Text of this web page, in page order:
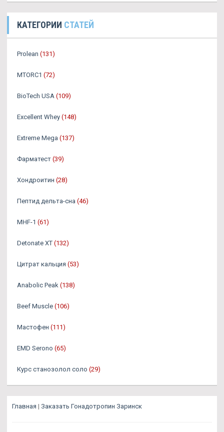
КАТЕГОРИИ СТАТЕЙ
Prolean (131)
MTORC1 (72)
BioTech USA (109)
Excellent Whey (148)
Extreme Mega (137)
Фарматест (39)
Хондроитин (28)
Пептид дельта-сна (46)
MHF-1 (61)
Detonate XT (132)
Цитрат кальция (53)
Anabolic Peak (138)
Beef Muscle (106)
Мастофен (111)
EMD Serono (65)
Курс станозолол соло (29)
Главная | Заказать Гонадотропин Заринск